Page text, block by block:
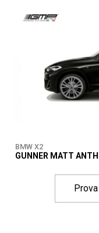
BMW X2
GUNNER MATT